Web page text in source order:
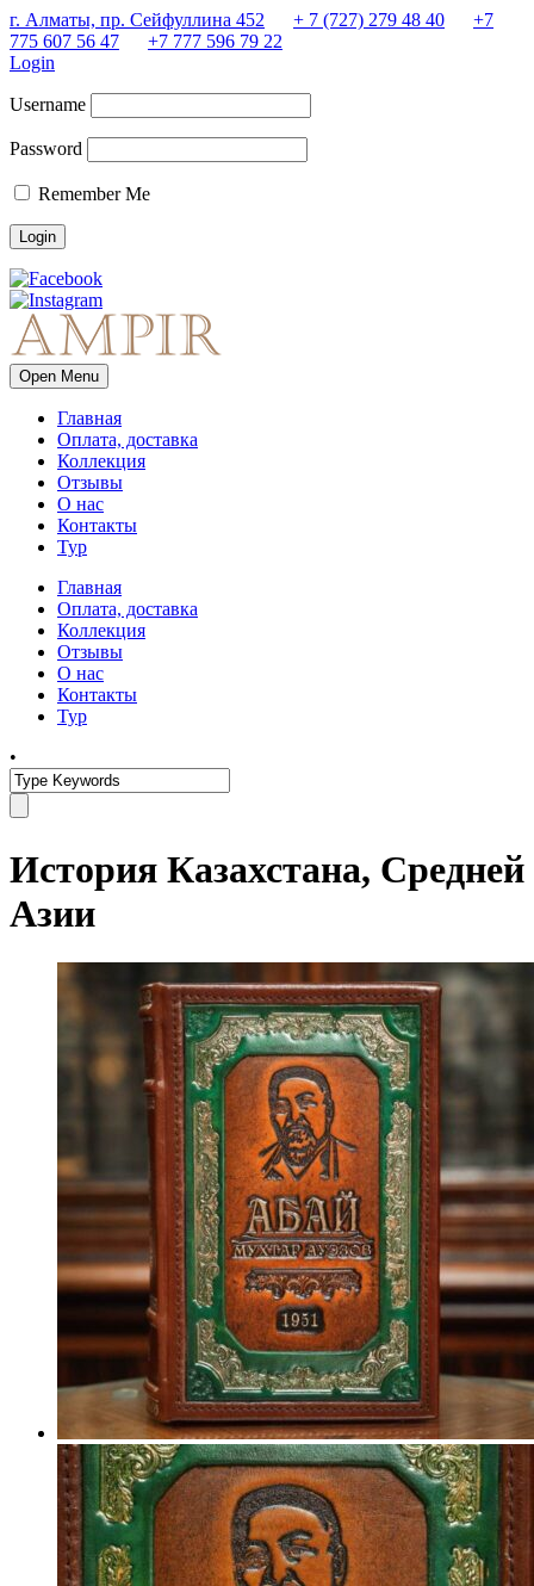
г. Алматы, пр. Сейфуллина 452 + 7 (727) 279 48 40
+7
775 607 56 47
+7 777 596 79 22
Login
Username
Password
Remember Me
Open Menu
Главная
Оплата, доставка
Коллекция
Отзывы
О нас
Контакты
Тур
Главная
Оплата, доставка
Коллекция
Отзывы
О нас
Контакты
Тур
•
История Казахстана, Средней
Азии